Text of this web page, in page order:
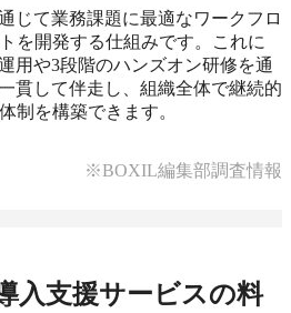
じて業務課題に最適なワークフロ
を開発する仕組みです。これに
用や3段階のハンズオン研修を通
貫して伴走し、組織全体で継続的
制を構築できます。
※BOXIL編集部調査情報
入支援サービスの料